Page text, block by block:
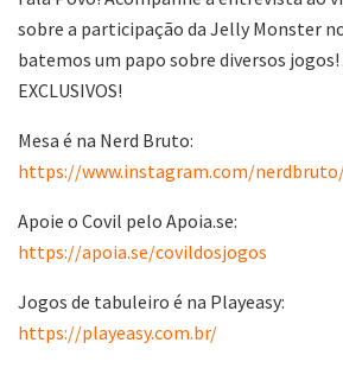
sobre a participação da Jelly Monster
batemos um papo sobre diversos jogos!
EXCLUSIVOS!
Mesa é na Nerd Bruto:
https://www.instagram.com/
Apoie o Covil pelo Apoia.se:
https://apoia.se/covildosjogos
Jogos de tabuleiro é na Playeasy:
https://playeasy.com.br/